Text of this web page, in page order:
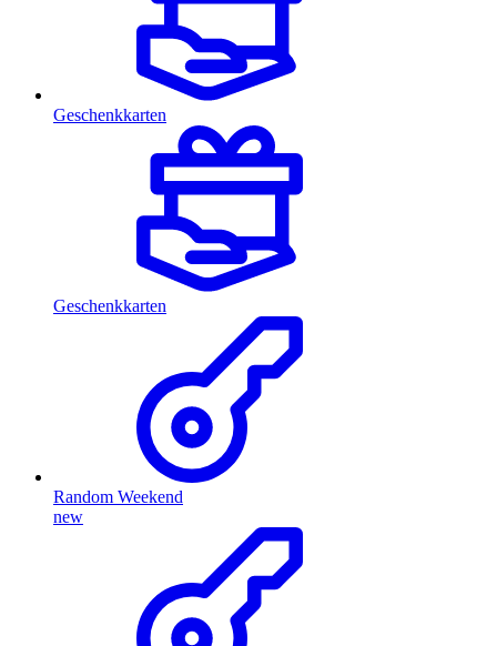
Geschenkkarten
Geschenkkarten
Random Weekend
new